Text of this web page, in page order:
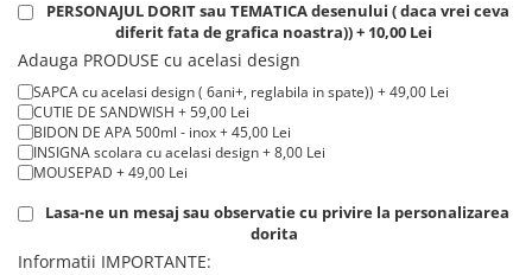
Cadouri pentru CUPLU El & Ea
Cadouri Iubitori de animale
Cadouri GRAVIDE
Cadouri pentru sportivi
Cadouri Pensionare
Cadouri Colegi, sefi sau angajati
Cadouri pentru Sfânta Maria
Martisoare
PERSONAJUL DORIT sau TEMATICA desenului ( daca vrei ceva
diferit fata de grafica noastra)) + 10,00 Lei
Adauga PRODUSE cu acelasi design
SAPCA cu acelasi design ( 6ani+, reglabila in spate)) + 49,00 Lei
CUTIE DE SANDWISH + 59,00 Lei
BIDON DE APA 500ml - inox + 45,00 Lei
INSIGNA scolara cu acelasi design + 8,00 Lei
MOUSEPAD + 49,00 Lei
Lasa-ne un mesaj sau observatie cu privire la personalizarea
dorita
Informatii IMPORTANTE: